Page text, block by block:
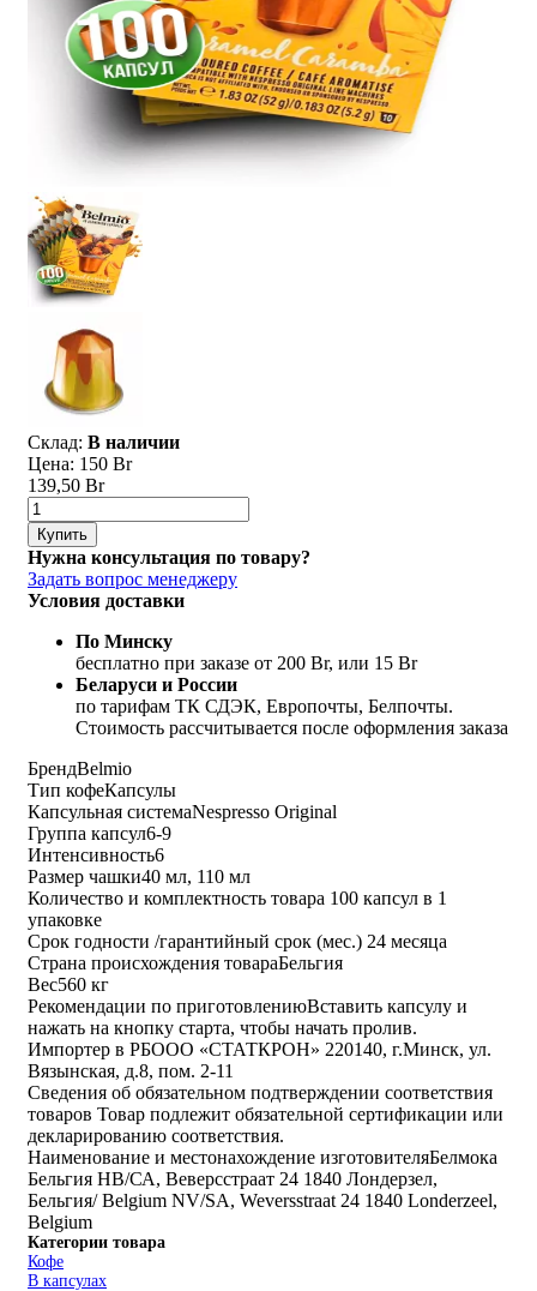
Склад: В наличии
Цена: 150 Br
139,50 Br
Купить
Нужна консультация по товару?
Задать вопрос менеджеру
Условия доставки
По Минску
бесплатно при заказе от 200 Br, или 15 Br
Беларуси и России
по тарифам ТК СДЭК, Европочты, Белпочты.
Стоимость рассчитывается после оформления заказа
БрендBelmio
Тип кофеКапсулы
Капсульная системаNespresso Original
Группа капсул6-9
Интенсивность6
Размер чашки40 мл, 110 мл
Количество и комплектность товара 100 капсул в 1
упаковке
Срок годности /гарантийный срок (мес.) 24 месяца
Страна происхождения товараБельгия
Вес560 кг
Рекомендации по приготовлениюВставить капсулу и
нажать на кнопку старта, чтобы начать пролив.
Импортер в РБООО «СТАТКРОН» 220140, г.Минск, ул.
Вязынская, д.8, пом. 2-11
Сведения об обязательном подтверждении соответствия
товаров Товар подлежит обязательной сертификации или
декларированию соответствия.
Наименование и местонахождение изготовителяБелмока
Бельгия НВ/СА, Веверсстраат 24 1840 Лондерзел,
Бельгия/ Belgium NV/SA, Weversstraat 24 1840 Londerzeel,
Belgium
Категории товара
Кофе
В капсулах